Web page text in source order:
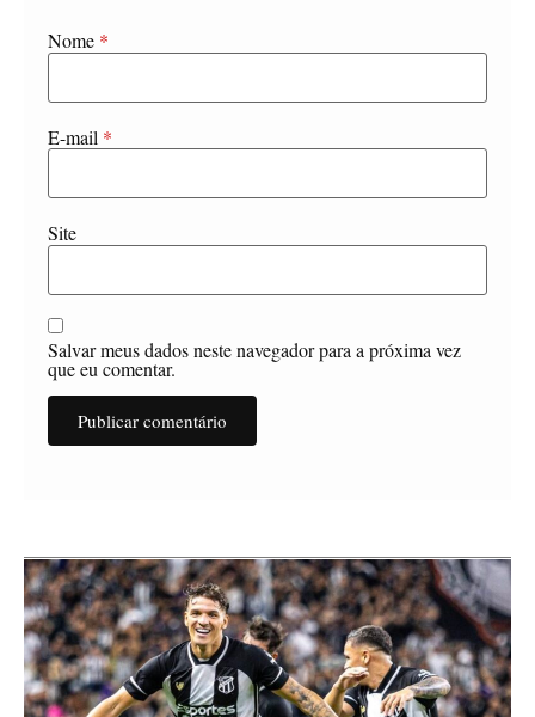
Nome *
E-mail *
Site
Salvar meus dados neste navegador para a próxima vez
que eu comentar.